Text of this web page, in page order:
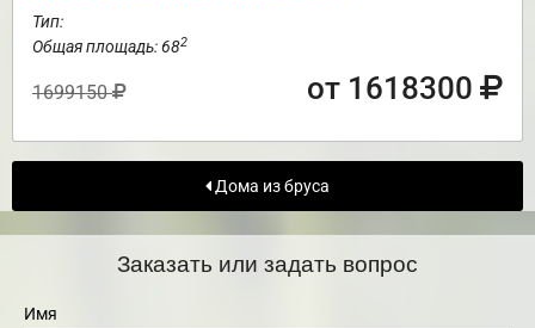
Тип:
Общая площадь: 682
1699150 от 1618300
Дома из бруса
Заказать или задать вопрос
Имя